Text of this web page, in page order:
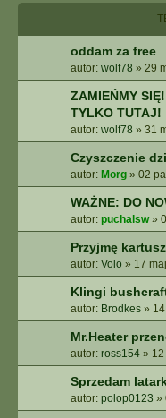
I
Z
A
A
A
N
S
A
N
E
oddam za free
autor: wolf78 » 29
ZAMIEŃMY
TYLKO TUTAJ!
autor: wolf78 » 31
Czyszczenie
autor: Morg » 02
WAŻNE: DO
autor: puchalsw»
Przyjmę
autor: Volo » 17
Klingi
autor: Brodkes »
Mr.Heater
autor: ross154 »
Sprzedam
autor: polop0123 »